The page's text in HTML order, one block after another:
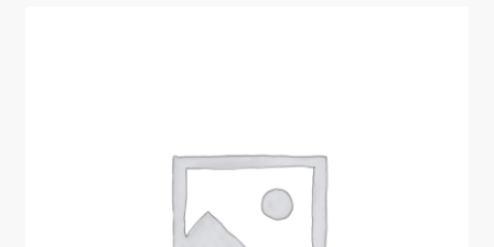
Юридические данные